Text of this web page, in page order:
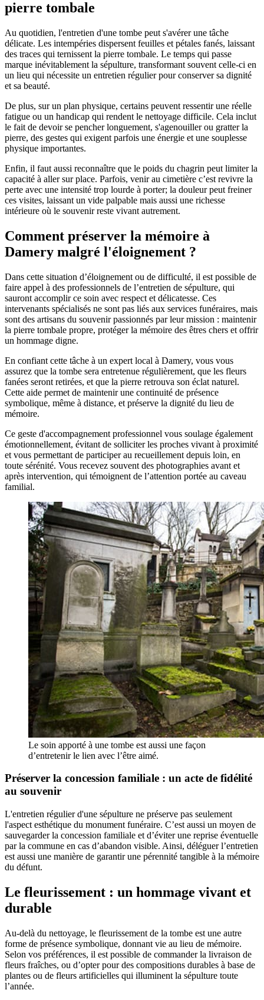
pierre tombale
Au quotidien, l'entretien d'une tombe peut s'avérer une tâche
délicate. Les intempéries dispersent feuilles et pétales fanés, laissant
des traces qui ternissent la pierre tombale. Le temps qui passe
marque inévitablement la sépulture, transformant souvent celle-ci en
un lieu qui nécessite un entretien régulier pour conserver sa dignité
et sa beauté.
De plus, sur un plan physique, certains peuvent ressentir une réelle
fatigue ou un handicap qui rendent le nettoyage difficile. Cela inclut
le fait de devoir se pencher longuement, s'agenouiller ou gratter la
pierre, des gestes qui exigent parfois une énergie et une souplesse
physique importantes.
Enfin, il faut aussi reconnaître que le poids du chagrin peut limiter la
capacité à aller sur place. Parfois, venir au cimetière c’est revivre la
perte avec une intensité trop lourde à porter; la douleur peut freiner
ces visites, laissant un vide palpable mais aussi une richesse
intérieure où le souvenir reste vivant autrement.
Comment préserver la mémoire à
Damery malgré l'éloignement ?
Dans cette situation d’éloignement ou de difficulté, il est possible de
faire appel à des professionnels de l’entretien de sépulture, qui
sauront accomplir ce soin avec respect et délicatesse. Ces
intervenants spécialisés ne sont pas liés aux services funéraires, mais
sont des artisans du souvenir passionnés par leur mission : maintenir
la pierre tombale propre, protéger la mémoire des êtres chers et offrir
un hommage digne.
En confiant cette tâche à un expert local à Damery, vous vous
assurez que la tombe sera entretenue régulièrement, que les fleurs
fanées seront retirées, et que la pierre retrouva son éclat naturel.
Cette aide permet de maintenir une continuité de présence
symbolique, même à distance, et préserve la dignité du lieu de
mémoire.
Ce geste d'accompagnement professionnel vous soulage également
émotionnellement, évitant de solliciter les proches vivant à proximité
et vous permettant de participer au recueillement depuis loin, en
toute sérénité. Vous recevez souvent des photographies avant et
après intervention, qui témoignent de l’attention portée au caveau
familial.
Le soin apporté à une tombe est aussi une façon
d’entretenir le lien avec l’être aimé.
Préserver la concession familiale : un acte de fidélité
au souvenir
L'entretien régulier d'une sépulture ne préserve pas seulement
l'aspect esthétique du monument funéraire. C’est aussi un moyen de
sauvegarder la concession familiale et d’éviter une reprise éventuelle
par la commune en cas d’abandon visible. Ainsi, déléguer l’entretien
est aussi une manière de garantir une pérennité tangible à la mémoire
du défunt.
Le fleurissement : un hommage vivant et
durable
Au-delà du nettoyage, le fleurissement de la tombe est une autre
forme de présence symbolique, donnant vie au lieu de mémoire.
Selon vos préférences, il est possible de commander la livraison de
fleurs fraîches, ou d’opter pour des compositions durables à base de
plantes ou de fleurs artificielles qui illuminent la sépulture toute
l’année.